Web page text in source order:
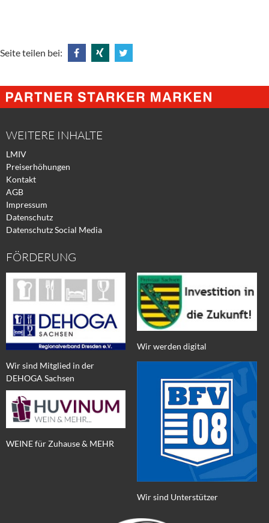
Seite teilen bei:
@
Facebook
@
Xing
@
Twitter
WEITERE INHALTE
LMIV
Preiserhöhungen
Kontakt
AGB
Impressum
Datenschutz
Datenschutz Social Media
FÖRDERUNG
Wir sind Mitglied in der
DEHOGA Sachsen
WEINE für Zuhause & MEHR
Wir werden digital
Wir sind Unterstützer